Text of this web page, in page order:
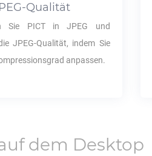
-Qualität
Sie PICTinJPEG und
JPEG-Qualität, indem Sie
anpassen.
dem Desktop